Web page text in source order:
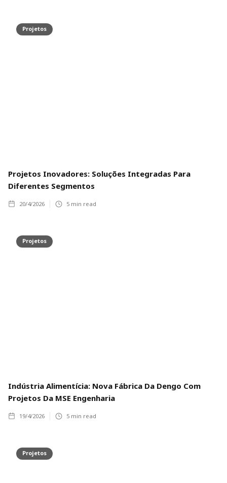
Projetos
Projetos Inovadores: Soluções Integradas Para
Diferentes Segmentos
20/4/2026 5 min read
Projetos
Indústria Alimentícia: Nova Fábrica Da Dengo Com
Projetos Da MSE Engenharia
19/4/2026 5 min read
Projetos